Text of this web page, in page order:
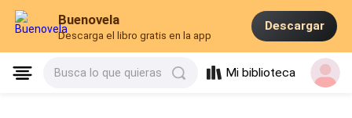
Buenovela
Descarga el libro gratis en la app
Descargar
Busca lo que quieras Mi biblioteca